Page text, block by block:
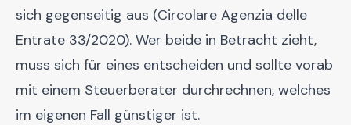
sich gegenseitig aus (Circolare Agenzia delle
Entrate 33/2020). Wer beide in Betracht zieht,
muss sich für eines entscheiden und sollte vorab
mit einem Steuerberater durchrechnen, welches
im eigenen Fall günstiger ist.